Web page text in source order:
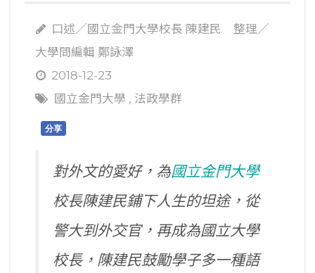
口述／國立金門大學校長 陳建民 整理／
大學問編輯 鄭詠澤
2018-12-23
國立金門大學 , 法政學群
分享
對外文的愛好，為國立金門大學
校長陳建民鋪下人生的坦途，從
警大到外交官，再成為國立大學
校長，陳建民鼓勵學子多一種語